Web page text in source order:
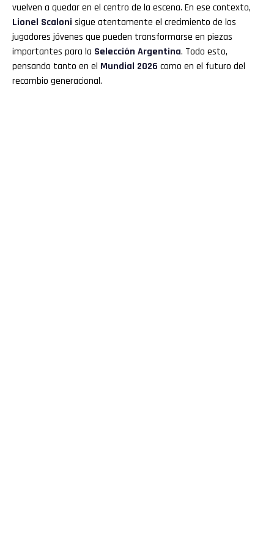
vuelven a quedar en el centro de la escena. En ese contexto,
Lionel Scaloni sigue atentamente el crecimiento de los
jugadores jóvenes que pueden transformarse en piezas
importantes para la Selección Argentina. Todo esto,
pensando tanto en el Mundial 2026 como en el futuro del
recambio generacional.